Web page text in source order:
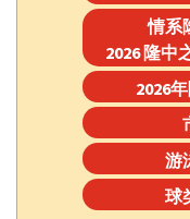
情系
2026 隆中
2026
游
球